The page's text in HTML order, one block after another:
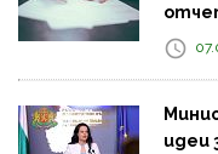
идеи